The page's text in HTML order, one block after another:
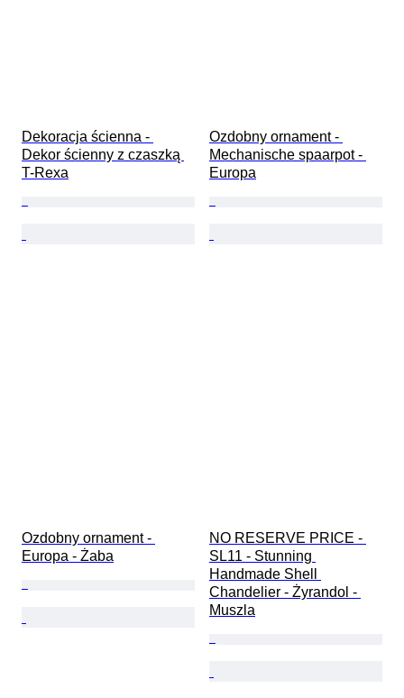
Dekoracja ścienna -
Dekor ścienny z czaszką
T-Rexa
Ozdobny ornament -
Mechanische spaarpot -
Europa
Ozdobny ornament -
Europa - Żaba
NO RESERVE PRICE -
SL11 - Stunning
Handmade Shell
Chandelier - Żyrandol -
Muszla